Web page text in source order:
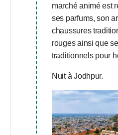
marché animé est
ses parfums, son
chaussures
rouges ainsi que
traditionnels pour
Nuit à Jodhpur.